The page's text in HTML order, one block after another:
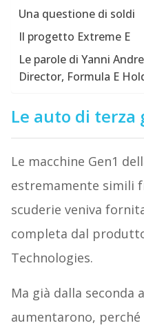
Una questione di soldi
Il progetto Extreme E
Le parole di Yanni
Director, Formula E
Le auto di terza
Le macchine Gen1
estremamente simili
scuderie veniva
completa dal
Technologies.
Ma già dalla seconda
aumentarono,